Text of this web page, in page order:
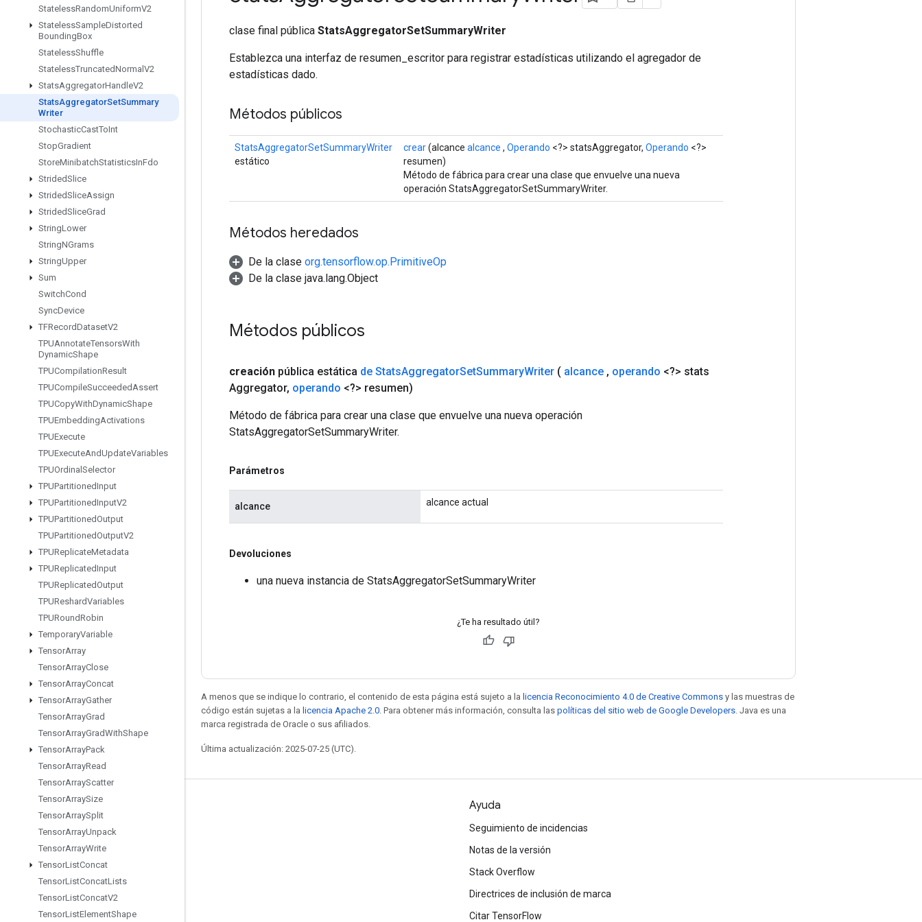
StatelessRandomUniformV2
StatelessSampleDistorted
BoundingBox
StatelessShuffle
StatelessTruncatedNormal V2
StatsAggregatorHandleV2
StatsAggregatorSetSummary
Writer
StochasticCastToInt
StopGradient
StoreMinibatchStatisticsInFdo
StridedSlice
StridedSliceAssign
StridedSliceGrad
StringLower
StringNGrams
StringUpper
Sum
SwitchCond
SyncDevice
TFRecordDatasetV2
TPUAnnotateTensorsWith
DynamicShape
TPUCompilationResult
TPUCompileSucceededAssert
TPUCopyWithDynamicShape
TPUEmbeddingActivations
TPUExecute
TPUExecuteAndUpdateVariables
TPUOrdinal Selector
TPUPartitionedInput
TPUPartitionedInputV2
TPUPartitionedOutput
TPUPartitionedOutputV2
TPUReplicateMetadata
TPUReplicatedInput
TPUReplicatedOutput
TPUReshardVariables
TPURoundRobin
TemporaryVariable
TensorArray
TensorArrayClose
TensorArrayConcat
TensorArrayGather
TensorArrayGrad
TensorArrayGradWithShape
TensorArrayPack
TensorArrayRead
TensorArrayScatter
TensorArraySize
TensorArraySplit
TensorArrayUnpack
TensorArrayWrite
TensorListConcat
TensorListConcatLists
TensorListConcatV2
TensorListElementShape
clase final pública StatsAggregatorSetSummaryWriter
Establezca una interfaz de resumen_escritor para registrar estadísticas utilizando el agregador de
estadísticas dado.
Métodos públicos
StatsAggregatorSetSummaryWriter
estático
crear(alcance alcance , Operando <?> statsAggregator, Operando <?>
resumen)
Método de fábrica para crear una clase que envuelve una nueva
operación StatsAggregatorSetSummaryWriter.
Métodos heredados
De la clase org.tensorflow.op.PrimitiveOp
De la clase java.lang.Object
Métodos públicos
creación pública estática de StatsAggregatorSetSummaryWriter ( alcance , operando <?> stats
Aggregator, operando <?> resumen)
Método de fábrica para crear una clase que envuelve una nueva operación
StatsAggregatorSetSummaryWriter.
Parámetros
alcance alcance actual
Devoluciones
una nueva instancia de StatsAggregatorSetSummaryWriter
¿Te ha resultado útil?
A menos que se indique lo contrario, el contenido de esta página está sujeto a la licencia Reconocimiento 4.0 de Creative Commons y las muestras de
código están sujetas a la licencia Apache 2.0 . Para obtener más información, consulta las políticas del sitio web de Google Developers . Java es una
marca registrada de Oracle o sus afiliados.
Última actualización: 2025-07-25 (UTC).
Seguir conectado
Twitter
YouTube
Ayuda
Seguimiento de incidencias
Notas de la versión
Stack Overflow
Directrices de inclusión de marca
Citar TensorFlow